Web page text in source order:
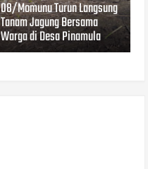
08/Momunu Turun Langsung
Tanam Jagung Bersama
Warga di Desa Pinamula